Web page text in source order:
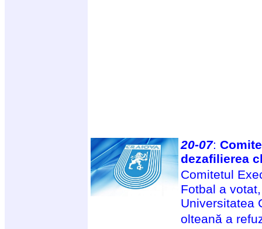
20-07:
dezafilierea
Comitetul
Fotbal a
Universitatea
olteană a